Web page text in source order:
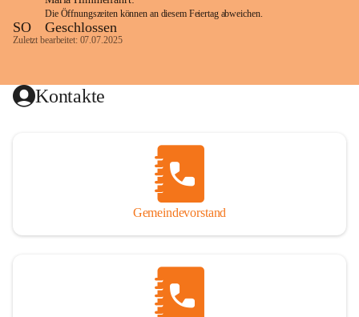
Die Öffnungszeiten können an diesem Feiertag abweichen.
SO Geschlossen
Zuletzt bearbeitet: 07.07.2025
Kontakte
Gemeindevorstand